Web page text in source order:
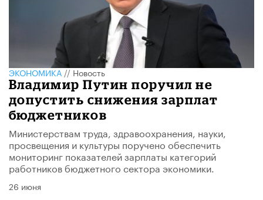
ЭКОНОМИКА//Новость
Владимир Путин поручил не
допустить снижения зарплат
бюджетников
Министерствам труда, здравоохранения, науки,
просвещения и культуры поручено обеспечить
мониторинг показателей зарплаты категорий
работников бюджетного сектора экономики.
26 июня